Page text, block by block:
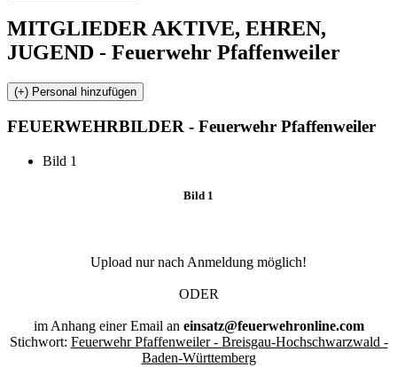
MITGLIEDER AKTIVE, EHREN,
JUGEND - Feuerwehr Pfaffenweiler
FEUERWEHRBILDER - Feuerwehr Pfaffenweiler
Bild 1
Bild 1
Upload nur nach Anmeldung möglich!
ODER
im Anhang einer Email an einsatz@feuerwehronline.com
Stichwort: Feuerwehr Pfaffenweiler - Breisgau-Hochschwarzwald -
Baden-Württemberg